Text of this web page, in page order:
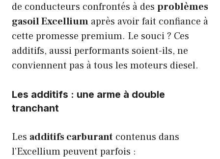
de conducteurs confrontés à des problèmes
gasoil Excellium après avoir fait confiance à
cette promesse premium. Le souci ? Ces
additifs, aussi performants soient-ils, ne
conviennent pas à tous les moteurs diesel.
Les additifs : une arme à double
tranchant
Les additifs carburant contenus dans
l’Excellium peuvent parfois :